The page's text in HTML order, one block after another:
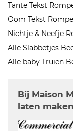
Tante Tekst
Oom Tekst
Nichtje & Neefje
Alle Slabbetjes
Alle baby Truien
Bij Maison
laten